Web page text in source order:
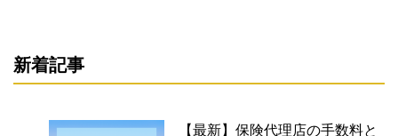
新着記事
【最新】保険代理店の手数料と